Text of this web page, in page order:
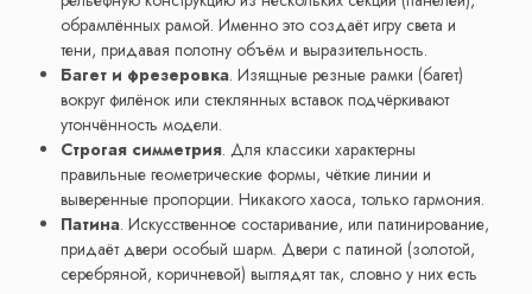
обрамлённых рамой. Именно это создаёт игру света и
тени, придавая полотну объём и выразительность.
Багет и фрезеровка. Изящные резные рамки (багет)
вокруг филёнок или стеклянных вставок подчёркивают
утончённость модели.
Строгая симметрия. Для классики характерны
правильные геометрические формы, чёткие линии и
выверенные пропорции. Никакого хаоса, только гармония.
Патина. Искусственное состаривание, или патинирование,
придаёт двери особый шарм. Двери с патиной (золотой,
серебряной, коричневой) выглядят так, словно у них есть